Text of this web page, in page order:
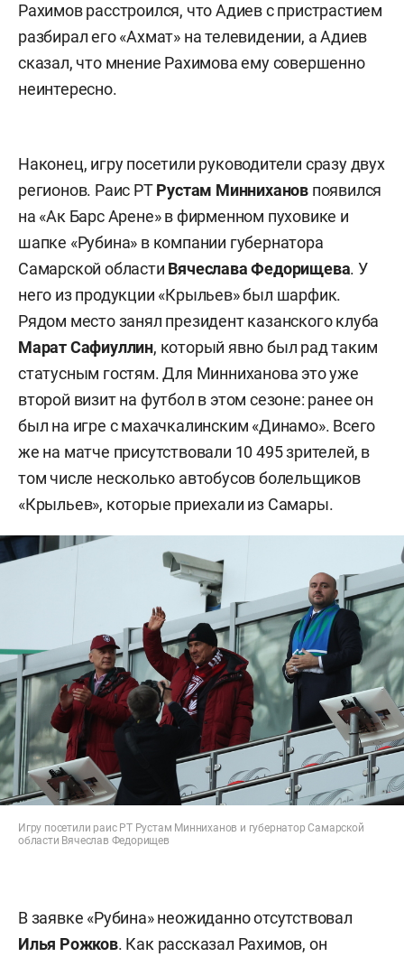
Рахимов расстроился, что Адиев с пристрастием
разбирал его «Ахмат» на телевидении, а Адиев
сказал, что мнение Рахимова ему совершенно
неинтересно.
Наконец, игру посетили руководители сразу двух
регионов. Раис РТРустам Минниханов появился
на «Ак Барс Арене» в фирменном пуховике и
шапке «Рубина» в компании губернатора
Самарской области ВячеславаФедорищева. У
него из продукции «Крыльев» был шарфик.
Рядом место занял президент казанского клуба
МаратСафиуллин, который явно был рад таким
статусным гостям. Для Минниханова это уже
второй визит на футбол в этом сезоне: ранее он
был на игре с махачкалинским «Динамо». Всего
же на матче присутствовали 10 495 зрителей, в
том числе несколько автобусов болельщиков
«Крыльев», которые приехали из Самары.
Игру посетили раис РТ Рустам Минниханов и губернатор Самарской
области Вячеслав Федорищев
В заявке «Рубина» неожиданно отсутствовал
Илья Рожков. Как рассказал Рахимов, он